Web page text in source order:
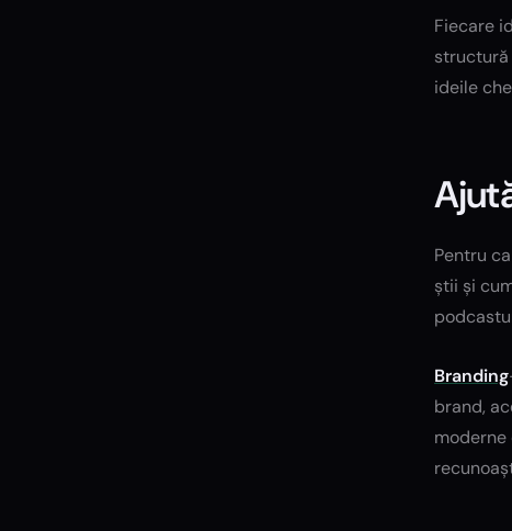
Fiecare
ideile
Pentru
știi și
Branding
brand,